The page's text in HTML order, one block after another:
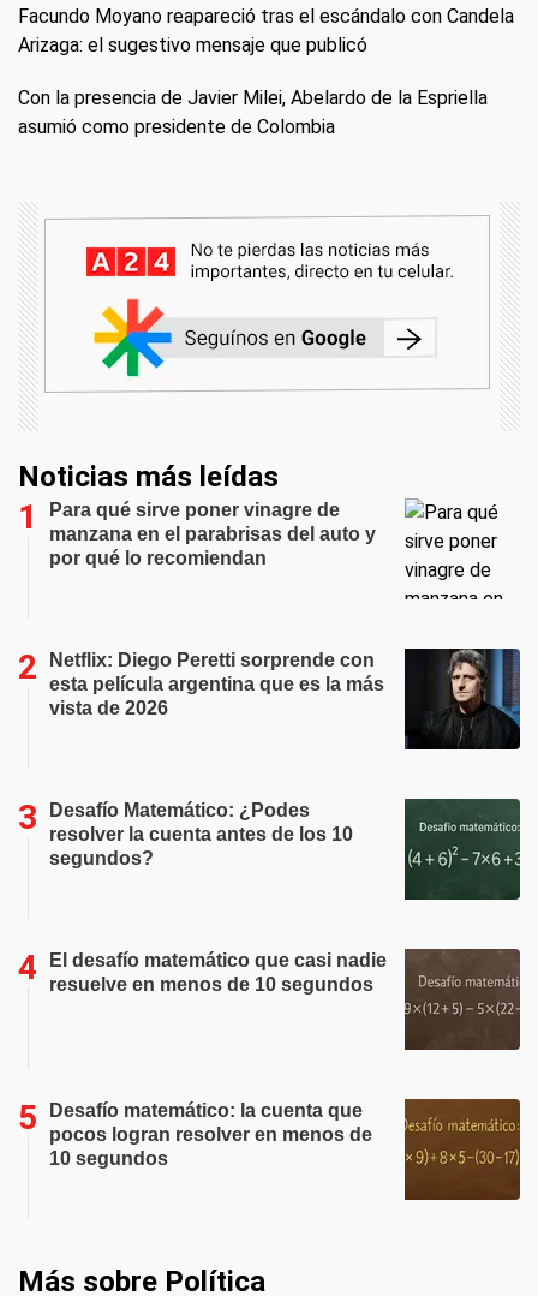
Facundo Moyano reapareció tras el escándalo con Candela
Arizaga: el sugestivo mensaje que publicó
Con la presencia de Javier Milei, Abelardo de la Espriella
asumió como presidente de Colombia
Noticias más leídas
Para qué sirve poner vinagre de
manzana en el parabrisas del auto y
por qué lo recomiendan
Netflix: Diego Peretti sorprende con
esta película argentina que es la más
vista de 2026
Desafío Matemático: ¿Podes
resolver la cuenta antes de los 10
segundos?
El desafío matemático que casi nadie
resuelve en menos de 10 segundos
Desafío matemático: la cuenta que
pocos logran resolver en menos de
10 segundos
Más sobre Política